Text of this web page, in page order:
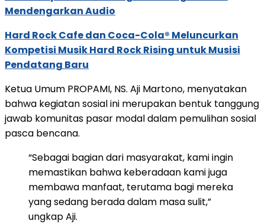
Mendengarkan Audio
Hard Rock Cafe dan Coca-Cola® Meluncurkan
Kompetisi Musik Hard Rock Rising untuk Musisi
Pendatang Baru
Ketua Umum PROPAMI, NS. Aji Martono, menyatakan
bahwa kegiatan sosial ini merupakan bentuk tanggung
jawab komunitas pasar modal dalam pemulihan sosial
pasca bencana.
“Sebagai bagian dari masyarakat, kami ingin
memastikan bahwa keberadaan kami juga
membawa manfaat, terutama bagi mereka
yang sedang berada dalam masa sulit,”
ungkap Aji.